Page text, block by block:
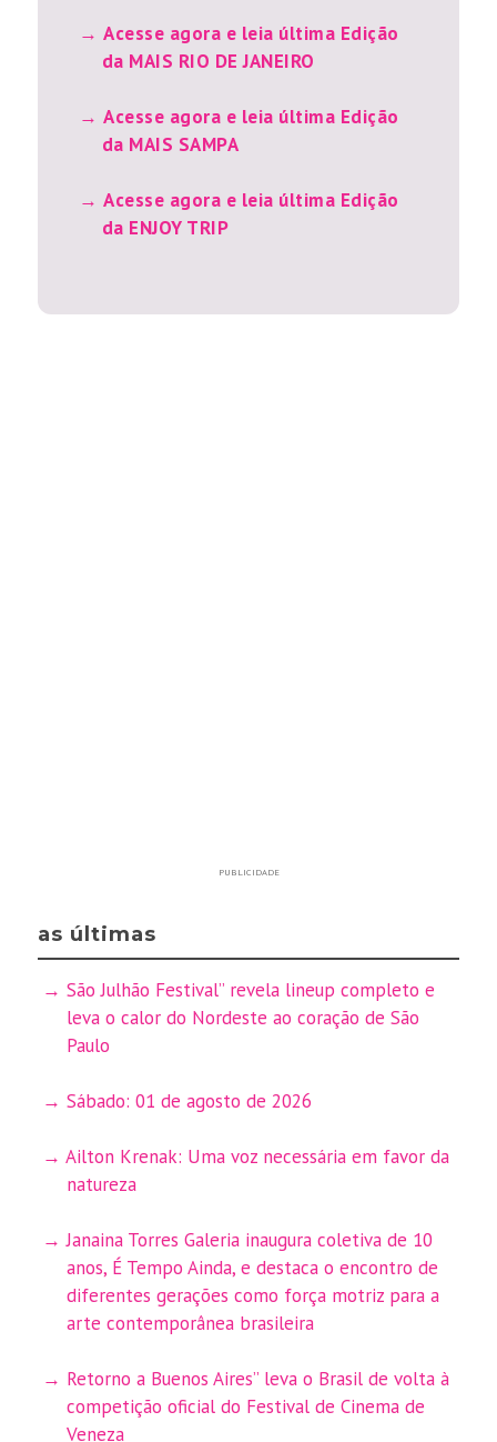
Acesse agora e leia última Edição
da MAIS RIO DE JANEIRO
Acesse agora e leia última Edição
da MAIS SAMPA
Acesse agora e leia última Edição
da ENJOY TRIP
PUBLICIDADE
as últimas
São Julhão Festival” revela lineup completo e
leva o calor do Nordeste ao coração de São
Paulo
Sábado: 01 de agosto de 2026
Ailton Krenak: Uma voz necessária em favor da
natureza
Janaina Torres Galeria inaugura coletiva de 10
anos, É Tempo Ainda, e destaca o encontro de
diferentes gerações como força motriz para a
arte contemporânea brasileira
Retorno a Buenos Aires” leva o Brasil de volta à
competição oficial do Festival de Cinema de
Veneza